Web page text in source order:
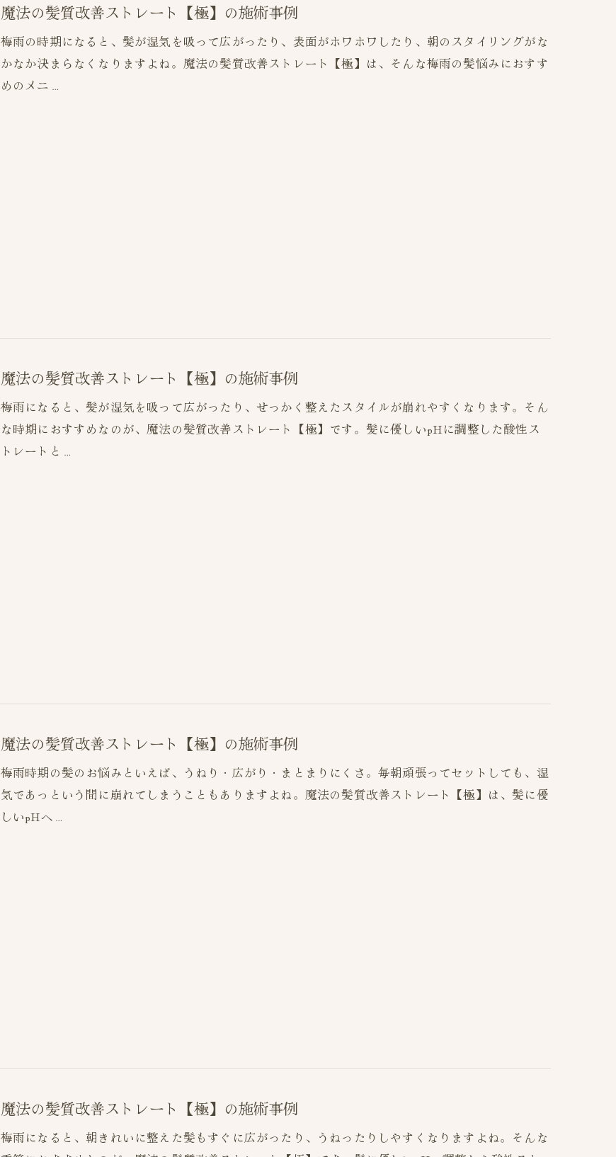
魔法の髪質改善ストレート【極】の施術事例
梅雨の時期になると、髪が湿気を吸って広がったり、表面がホワホワしたり、朝のスタイリングがな
かなか決まらなくなりますよね。魔法の髪質改善ストレート【極】は、そんな梅雨の髪悩みにおすす
めのメニ…
魔法の髪質改善ストレート【極】の施術事例
梅雨になると、髪が湿気を吸って広がったり、せっかく整えたスタイルが崩れやすくなります。そん
な時期におすすめなのが、魔法の髪質改善ストレート【極】です。髪に優しいpHに調整した酸性ス
トレートと…
魔法の髪質改善ストレート【極】の施術事例
梅雨時期の髪のお悩みといえば、うねり・広がり・まとまりにくさ。毎朝頑張ってセットしても、湿
気であっという間に崩れてしまうこともありますよね。魔法の髪質改善ストレート【極】は、髪に優
しいpHへ…
魔法の髪質改善ストレート【極】の施術事例
梅雨になると、朝きれいに整えた髪もすぐに広がったり、うねったりしやすくなりますよね。そんな